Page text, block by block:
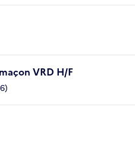
VRD H/F